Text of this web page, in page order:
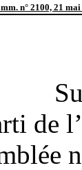
n° 2100, 21
de